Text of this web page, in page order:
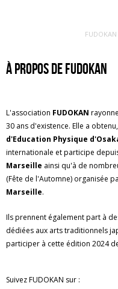
À propos de FUDOKAN
L'association FUDOKAN
30 ans d'existence. Elle a
d'Education Physique
internationale et participe
Marseille ainsi qu'à de
(Fête de l'Automne) organisée
Marseille.
Ils prennent également part à
dédiées aux arts traditionnels
participer à cette édition 2024
Suivez FUDOKAN sur :